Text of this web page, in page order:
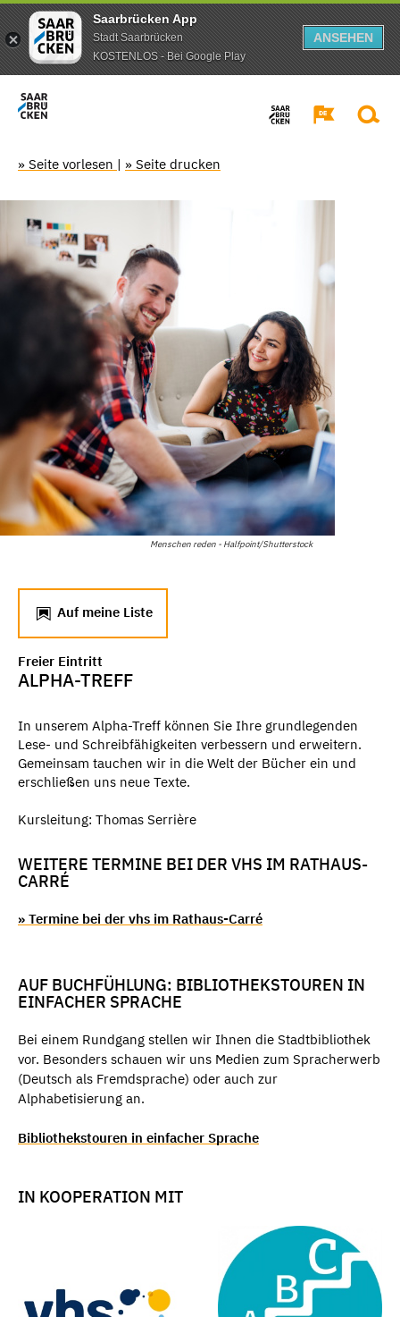
Saarbrücken App
Stadt Saarbrücken
KOSTENLOS - Bei Google Play
ANSEHEN
» Seite vorlesen | » Seite drucken
Menschen reden - Halfpoint/Shutterstock
Auf meine Liste
Freier Eintritt
ALPHA-TREFF
In unserem Alpha-Treff können Sie Ihre grundlegenden
Lese- und Schreibfähigkeiten verbessern und erweitern.
Gemeinsam tauchen wir in die Welt der Bücher ein und
erschließen uns neue Texte.
Kursleitung: Thomas Serrière
WEITERE TERMINE BEI DER VHS IM RATHAUS-
CARRÉ
» Termine bei der vhs im Rathaus-Carré
AUF BUCHFÜHLUNG: BIBLIOTHEKSTOUREN IN
EINFACHER SPRACHE
Bei einem Rundgang stellen wir Ihnen die Stadtbibliothek
vor. Besonders schauen wir uns Medien zum Spracherwerb
(Deutsch als Fremdsprache) oder auch zur
Alphabetisierung an.
Bibliothekstouren in einfacher Sprache
IN KOOPERATION MIT